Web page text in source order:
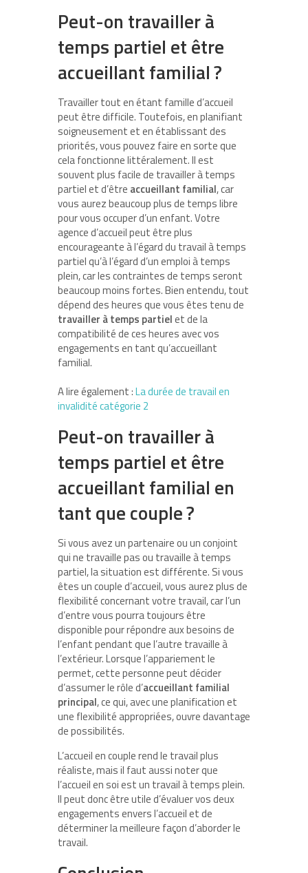
Peut-on travailler à
temps partiel et être
accueillant familial ?
Travailler tout en étant famille d’accueil
peut être difficile. Toutefois, en planifiant
soigneusement et en établissant des
priorités, vous pouvez faire en sorte que
cela fonctionne littéralement. Il est
souvent plus facile de travailler à temps
partiel et d’être accueillant familial, car
vous aurez beaucoup plus de temps libre
pour vous occuper d’un enfant. Votre
agence d’accueil peut être plus
encourageante à l’égard du travail à temps
partiel qu’à l’égard d’un emploi à temps
plein, car les contraintes de temps seront
beaucoup moins fortes. Bien entendu, tout
dépend des heures que vous êtes tenu de
travailler à temps partielet de la
compatibilité de ces heures avec vos
engagements en tant qu’accueillant
familial.
A lire également :La durée de travail en
invalidité catégorie 2
Peut-on travailler à
temps partiel et être
accueillant familial en
tant que couple ?
Si vous avez un partenaire ou un conjoint
qui ne travaille pas ou travaille à temps
partiel, la situation est différente. Si vous
êtes un couple d’accueil, vous aurez plus de
flexibilité concernant votre travail, car l’un
d’entre vous pourra toujours être
disponible pour répondre aux besoins de
l’enfant pendant que l’autre travaille à
l’extérieur. Lorsque l’appariement le
permet, cette personne peut décider
d’assumer le rôle d’accueillant familial
principal, ce qui, avec une planification et
une flexibilité appropriées, ouvre davantage
de possibilités.
L’accueil en couple rend le travail plus
réaliste, mais il faut aussi noter que
l’accueil en soi est un travail à temps plein.
Il peut donc être utile d’évaluer vos deux
engagements envers l’accueil et de
déterminer la meilleure façon d’aborder le
travail.